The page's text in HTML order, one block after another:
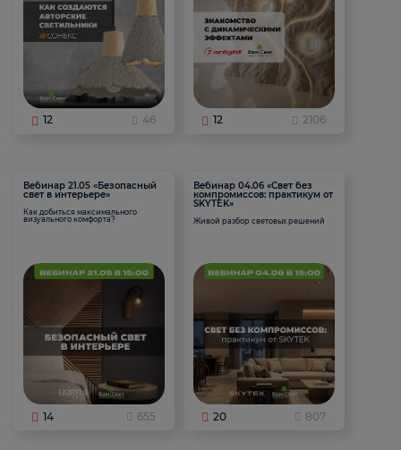
12 46 12 2106
Вебинар 21.05 «Безопасный
свет в интерьере»
Как добиться максимального
визуального комфорта?
14 655
Вебинар 04.06 «Свет без
компромиссов: практикум от
SKYTEK»
Живой разбор световых решений
20 807